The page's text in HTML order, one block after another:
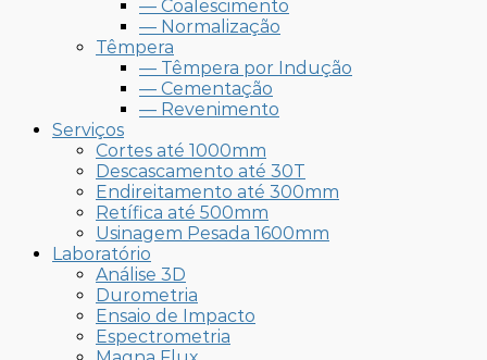
— Coalescimento
— Normalização
Têmpera
— Têmpera por Indução
— Cementação
— Revenimento
Serviços
Cortes até 1000mm
Descascamento até 30T
Endireitamento até 300mm
Retífica até 500mm
Usinagem Pesada 1600mm
Laboratório
Análise 3D
Durometria
Ensaio de Impacto
Espectrometria